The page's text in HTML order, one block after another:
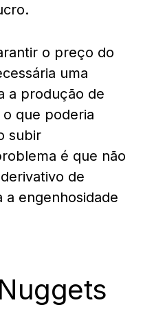
o preço do
uma
a produção de
que poderia
subir
é que não
de
a engenhosidade